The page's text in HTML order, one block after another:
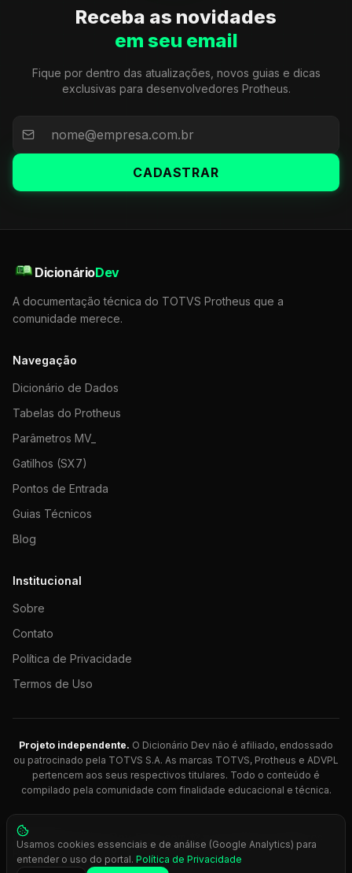
Receba as novidades
em seu email
Fique por dentro das atualizações, novos guias e dicas
exclusivas para desenvolvedores Protheus.
CADASTRAR
DicionárioDev
A documentação técnica do TOTVS Protheus que a
comunidade merece.
Navegação
Dicionário de Dados
Tabelas do Protheus
Parâmetros MV_
Gatilhos (SX7)
Pontos de Entrada
Guias Técnicos
Blog
Institucional
Sobre
Contato
Política de Privacidade
Termos de Uso
Projeto independente. O Dicionário Dev não é afiliado, endossado
ou patrocinado pela TOTVS S.A. As marcas TOTVS, Protheus e ADVPL
pertencem aos seus respectivos titulares. Todo o conteúdo é
compilado pela comunidade com finalidade educacional e técnica.
© 2026 Dicionário Dev. Feito com 💚 para desenvolvedores
Protheus.
Press Ctrl+K
Usamos cookies essenciais e de análise (Google Analytics) para
entender o uso do portal. Política de Privacidade